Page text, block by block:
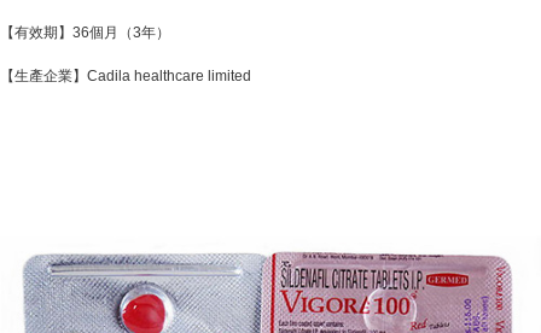
【有效期】36個月（3年）
【生產企業】Cadila healthcare limited